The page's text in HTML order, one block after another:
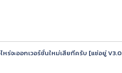
หร่จะออกเวอร์ชั่นใหม่เสียทีครับ [แช่อยู่